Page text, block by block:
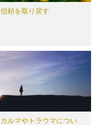
信頼を取り戻す
カルマやトラウマについ